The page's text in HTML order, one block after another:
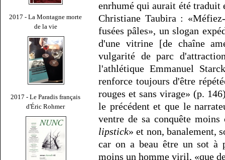
2017 - La Montagne morte
de la vie
2017 - Le Paradis français
d'Éric Rohmer
enrhumé qui aurait été traduit
Christiane Taubira :
fusées pâles», un slogan
d'une vitrine [de chaîne
vulgarité de parc
l'athlétique Emmanuel
renforce toujours d'être
rouges et sans virage» (p.
le précédent et que le
ventre de sa conquête
lipstick» et non, banalement,
car on a beau être un sot à
moins un homme viril, «que